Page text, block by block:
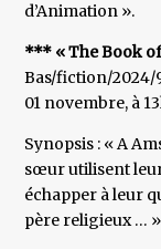
d’Animation ».
*** « The Book
Bas/fiction/2024/
01 novembre, à
Synopsis : « A
sœur utilisent
échapper à leur
père religieux … »